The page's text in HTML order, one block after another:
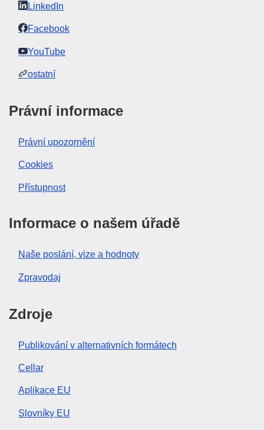
LinkedIn
Facebook
YouTube
ostatní
Právní informace
Právní upozornění
Cookies
Přístupnost
Informace o našem úřadě
Naše poslání, vize a hodnoty
Zpravodaj
Zdroje
Publikování v alternativních formátech
Cellar
Aplikace EU
Slovníky EU